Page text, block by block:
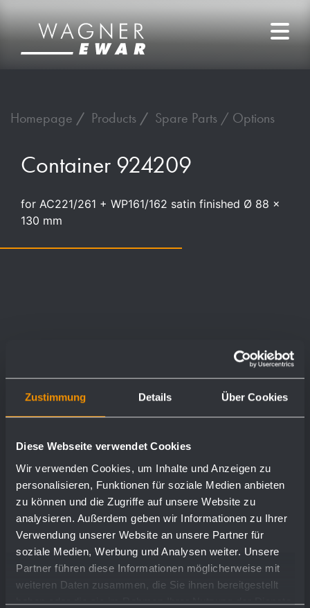
Zustimmung Details Über Cookies
Diese Webseite verwendet Cookies
Wir verwenden Cookies, um Inhalte und Anzeigen zu
personalisieren, Funktionen für soziale Medien anbieten
zu können und die Zugriffe auf unsere Website zu
analysieren. Außerdem geben wir Informationen zu Ihrer
Verwendung unserer Website an unsere Partner für
soziale Medien, Werbung und Analysen weiter. Unsere
Partner führen diese Informationen möglicherweise mit
weiteren Daten zusammen, die Sie ihnen bereitgestellt
haben oder die sie im Rahmen Ihrer Nutzung der Dienste
Homepage Products Spare Parts / Options
Container 924209
for AC221/261 + WP161/162 satin finished Ø 88 x
130 mm